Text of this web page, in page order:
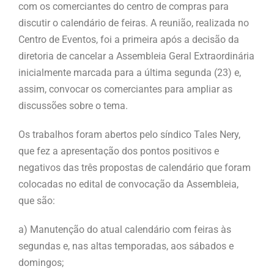
com os comerciantes do centro de compras para
discutir o calendário de feiras. A reunião, realizada no
Centro de Eventos, foi a primeira após a decisão da
diretoria de cancelar a Assembleia Geral Extraordinária
inicialmente marcada para a última segunda (23) e,
assim, convocar os comerciantes para ampliar as
discussões sobre o tema.
Os trabalhos foram abertos pelo síndico Tales Nery,
que fez a apresentação dos pontos positivos e
negativos das três propostas de calendário que foram
colocadas no edital de convocação da Assembleia,
que são:
a) Manutenção do atual calendário com feiras às
segundas e, nas altas temporadas, aos sábados e
domingos;